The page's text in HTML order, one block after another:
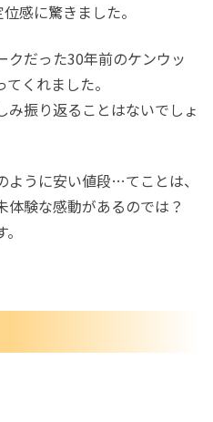
感に驚きました。
クだった30年前のケンウッ
くれました。
み振り返ることはないでしょ
ように安い値段…てことは、
験な感動があるのでは？